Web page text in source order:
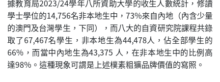
據教育局2023/24學年八所資助大學的收生人數統計，修讀
學士學位的14,756名非本地生中，73%來自內地（內含少量
的澳門及台灣學生，下同），而八大的自資研究院課程共錄
取了67,467名學生，非本地生為44,478人，佔全部學生的
66%，而當中內地生為43,375 人，在非本地生中的比例高
達98%。這種現象可謂是上述樸素粗獷品牌價值的寫照。